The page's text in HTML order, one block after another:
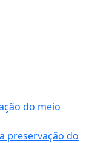
preservação do